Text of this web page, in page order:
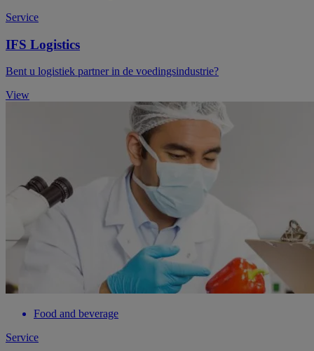
Service
IFS Logistics
Bent u logistiek partner in de voedingsindustrie?
View
Food and beverage
Service